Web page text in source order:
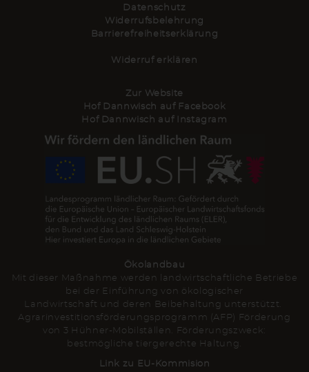
Datenschutz
Widerrufsbelehrung
Barrierefreiheitserklärung
Widerruf erklären
Zur Website
Hof Dannwisch auf Facebook
Hof Dannwisch auf Instagram
Ökolandbau
Mit dieser Maßnahme werden landwirtschaftliche Betriebe
bei der Einführung von ökologischer
Landwirtschaft und deren Beibehaltung unterstützt.
Agrarinvestitionsförderungsprogramm (AFP) Förderung
von 3 Hühner-Mobilställen. Förderungszweck:
bestmögliche tiergerechte Haltung.
Link zu EU-Kommision